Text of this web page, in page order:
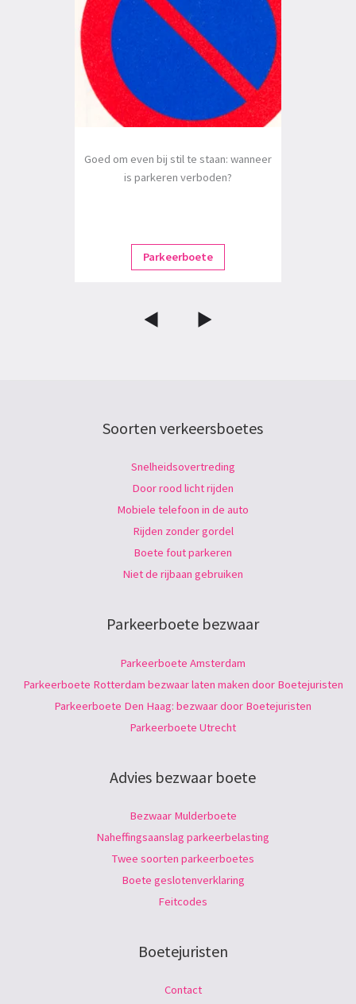
Goed om even bij stil te staan: wanneer
is parkeren verboden?
Parkeerboete
Soorten verkeersboetes
Snelheidsovertreding
Door rood licht rijden
Mobiele telefoon in de auto
Rijden zonder gordel
Boete fout parkeren
Niet de rijbaan gebruiken
Parkeerboete bezwaar
Parkeerboete Amsterdam
Parkeerboete Rotterdam bezwaar laten maken door Boetejuristen
Parkeerboete Den Haag: bezwaar door Boetejuristen
Parkeerboete Utrecht
Advies bezwaar boete
Bezwaar Mulderboete
Naheffingsaanslag parkeerbelasting
Twee soorten parkeerboetes
Boete geslotenverklaring
Feitcodes
Boetejuristen
Contact